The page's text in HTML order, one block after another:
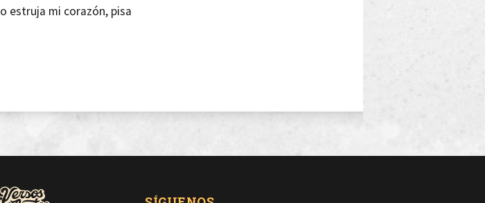
o estruja mi corazón, pisa
siente como respira